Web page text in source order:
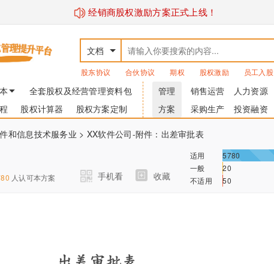
经销商股权激励方案正式上线！
文档
股东协议 合伙协议 期权 股权激励 员工入股
全套股权及经营管理资料包
股权计算器 股权方案定制
管理
方案
销售运营 人力资源
采购生产
投资融资
和信息技术服务业 > XX软件公司-附件：出差审批表
人认可本方案 手机看 收藏
适用 5780
一般
20
不适用
50